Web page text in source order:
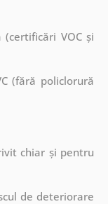
VOC și
(fără policlorură
chiar și pentru
de deteriorare